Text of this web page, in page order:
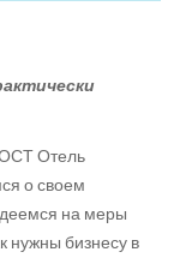
Отель
о своем
на меры
нужны бизнесу в